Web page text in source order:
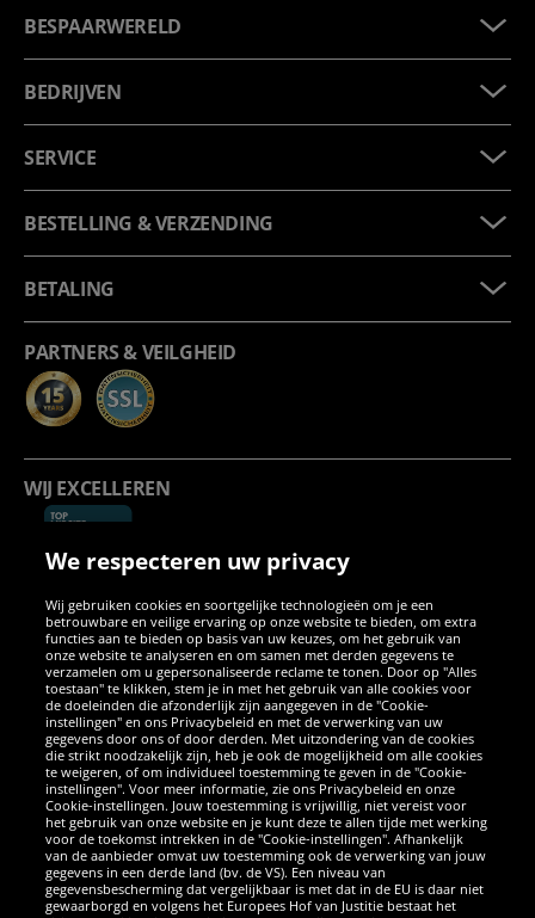
BESPAARWERELD
BEDRIJVEN
SERVICE
BESTELLING & VERZENDING
BETALING
PARTNERS & VEILGHEID
WIJ EXCELLEREN
SOCIALE MEDIA
FacebookInstagram
WhatsApp
TikTokTwitterYouTube
APPS
We respecteren uw privacy
Wij gebruiken cookies en soortgelijke technologieën om je een
betrouwbare en veilige ervaring op onze website te bieden, om extra
functies aan te bieden op basis van uw keuzes, om het gebruik van
onze website te analyseren en om samen met derden gegevens te
verzamelen om u gepersonaliseerde reclame te tonen. Door op "Alles
toestaan" te klikken, stem je in met het gebruik van alle cookies voor
de doeleinden die afzonderlijk zijn aangegeven in de "Cookie-
instellingen" en ons Privacybeleid en met de verwerking van uw
gegevens door ons of door derden. Met uitzondering van de cookies
die strikt noodzakelijk zijn, heb je ook de mogelijkheid om alle cookies
te weigeren, of om individueel toestemming te geven in de "Cookie-
instellingen". Voor meer informatie, zie ons Privacybeleid en onze
Cookie-instellingen. Jouw toestemming is vrijwillig, niet vereist voor
het gebruik van onze website en je kunt deze te allen tijde met werking
voor de toekomst intrekken in de "Cookie-instellingen". Afhankelijk
van de aanbieder omvat uw toestemming ook de verwerking van jouw
gegevens in een derde land (bv. de VS). Een niveau van
gegevensbescherming dat vergelijkbaar is met dat in de EU is daar niet
gewaarborgd en volgens het Europees Hof van Justitie bestaat het